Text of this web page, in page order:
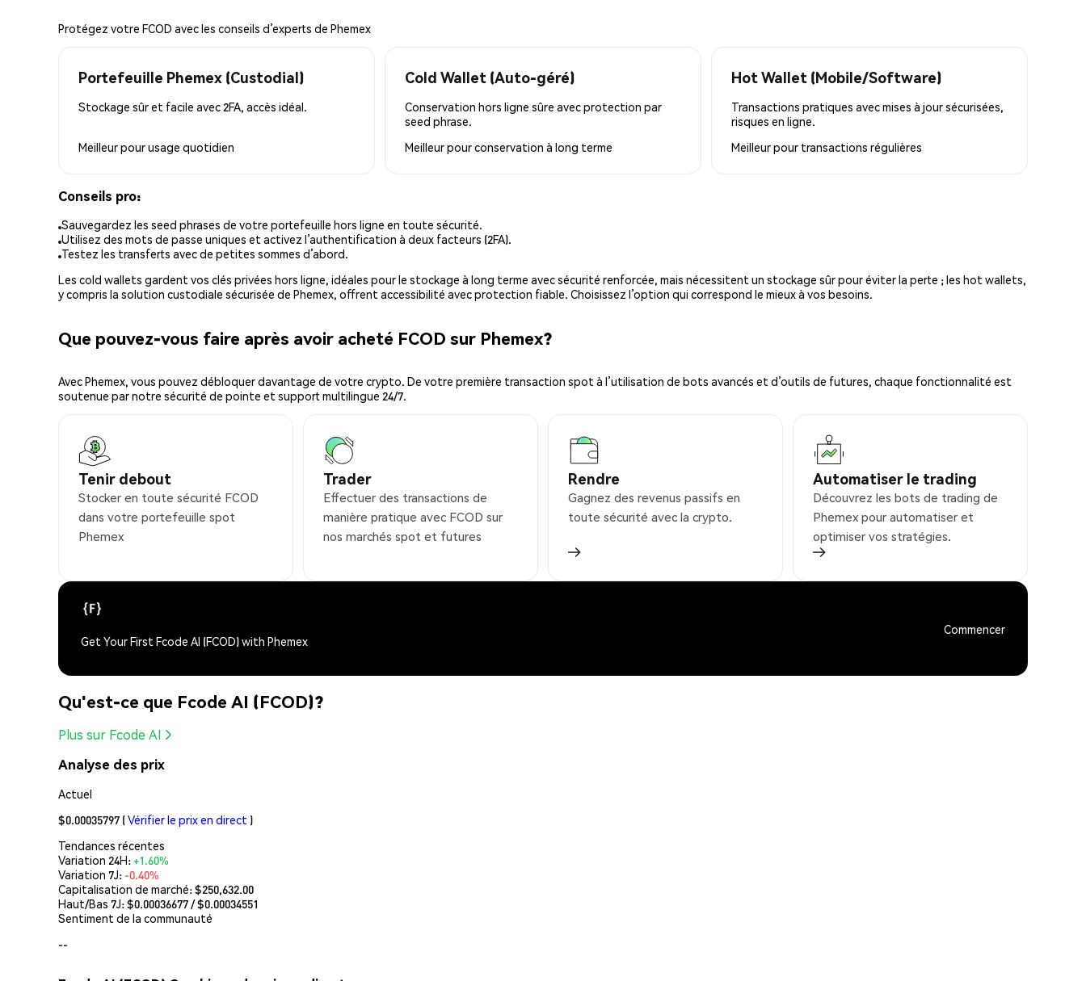
Protégez votre FCOD avec les conseils d’experts de Phemex
Portefeuille Phemex (Custodial)
Stockage sûr et facile avec 2FA, accès idéal.
Meilleur pourusage quotidien
Cold Wallet (Auto-géré)
Conservation hors ligne sûre avec protection par
seed phrase.
Meilleur pourconservation à long terme
Hot Wallet (Mobile/Software)
Transactions pratiques avec mises à jour sécurisées,
risques en ligne.
Meilleur pour transactions régulières
Conseils pro:
Sauvegardez les seed phrases de votre portefeuille hors ligne en toute sécurité.
Utilisez des mots de passe uniques et activez l’authentification à deux facteurs (2FA).
Testez les transferts avec de petites sommes d’abord.
Les cold wallets gardent vos clés privées hors ligne, idéales pour le stockage à long terme avec sécurité renforcée, mais nécessitent un stockage sûr pour éviter la perte ; les hot wallets,
y compris la solution custodiale sécurisée de Phemex, offrent accessibilité avec protection fiable. Choisissez l’option qui correspond le mieux à vos besoins.
Que pouvez-vous faire après avoir acheté FCOD sur Phemex?
Avec Phemex, vous pouvez débloquer davantage de votre crypto. De votre première transaction spot à l’utilisation de bots avancés et d’outils de futures, chaque fonctionnalité est
soutenue par notre sécurité de pointe et support multilingue 24/7.
Tenir debout
Stocker en toute sécurité FCOD
dans votre portefeuille spot
Phemex
Trader
Effectuer des transactions de
manière pratique avec FCOD sur
nos marchés spot et futures
Rendre
Gagnez des revenus passifs en
toute sécurité avec la crypto.
Automatiser le trading
Découvrez les bots de trading de
Phemex pour automatiser et
optimiser vos stratégies.
Get Your First Fcode AI (FCOD) with Phemex
Commencer
Qu'est-ce que Fcode AI (FCOD)?
Plus sur Fcode AI
Analyse des prix
Actuel
$0.00035797 (Vérifier le prix en direct )
Tendances récentes
Variation 24H:+1.60%
Variation 7J: -0.40%
Capitalisation de marché:$250,632.00
Haut/Bas 7J: $0.00036677/ $0.00034551
Sentiment de la communauté
--